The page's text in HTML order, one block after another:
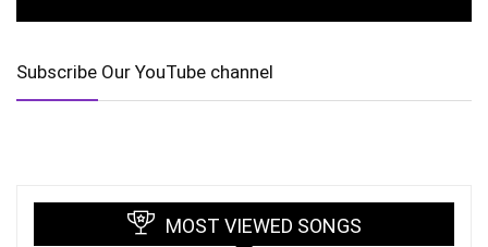
Subscribe Our YouTube channel
MOST VIEWED SONGS